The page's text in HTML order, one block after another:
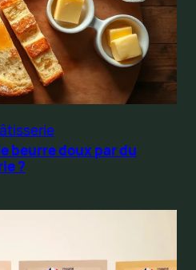
beurre doux par du
?